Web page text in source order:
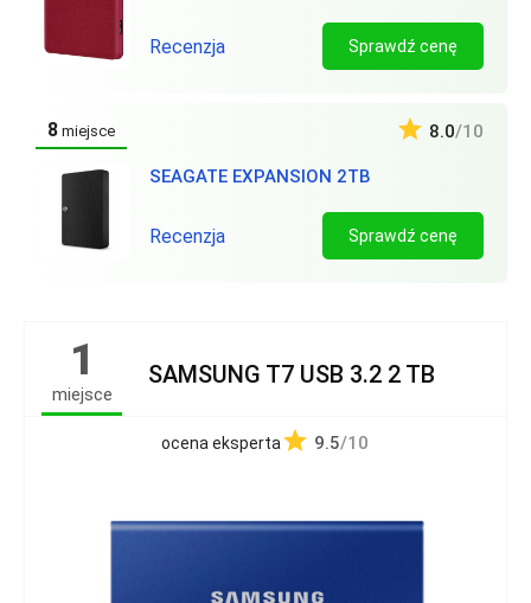
Recenzja Sprawdź cenę
8 miejsce
SEAGATE EXPANSION 2TB
8.0/10
Recenzja Sprawdź cenę
1
miejsce
SAMSUNG T7 USB 3.2 2 TB
ocena eksperta 9.5/10